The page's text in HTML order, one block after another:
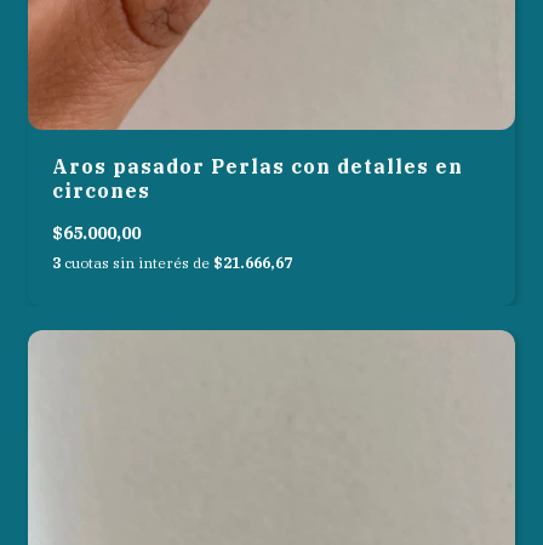
Aros pasador Perlas con detalles en
circones
$65.000,00
3 cuotas sin interés de $21.666,67